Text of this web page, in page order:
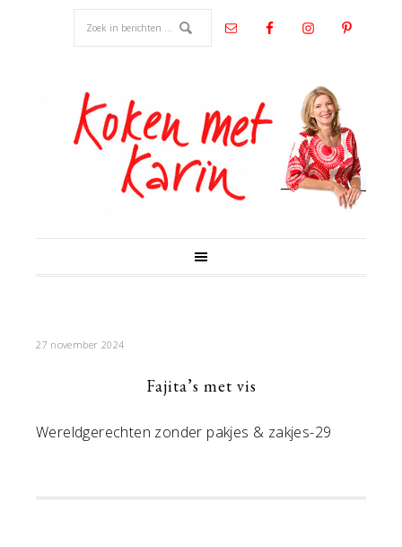
27 november 2024
Fajita’s met vis
Wereldgerechten zonder pakjes & zakjes-29